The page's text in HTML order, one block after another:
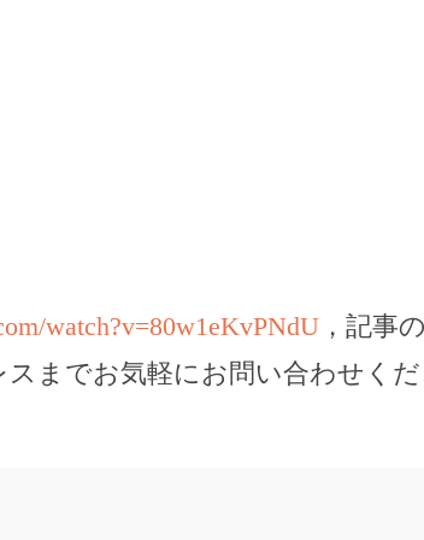
watch?v=80w1eKvPNdU ，記事
までお気軽にお問い合わせくだ